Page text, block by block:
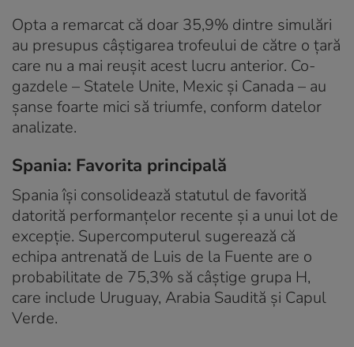
Opta a remarcat că doar 35,9% dintre simulări
au presupus câștigarea trofeului de către o țară
care nu a mai reușit acest lucru anterior. Co-
gazdele – Statele Unite, Mexic și Canada – au
șanse foarte mici să triumfe, conform datelor
analizate.
Spania: Favorita principală
Spania își consolidează statutul de favorită
datorită performanțelor recente și a unui lot de
excepție. Supercomputerul sugerează că
echipa antrenată de Luis de la Fuente are o
probabilitate de 75,3% să câștige grupa H,
care include Uruguay, Arabia Saudită și Capul
Verde.